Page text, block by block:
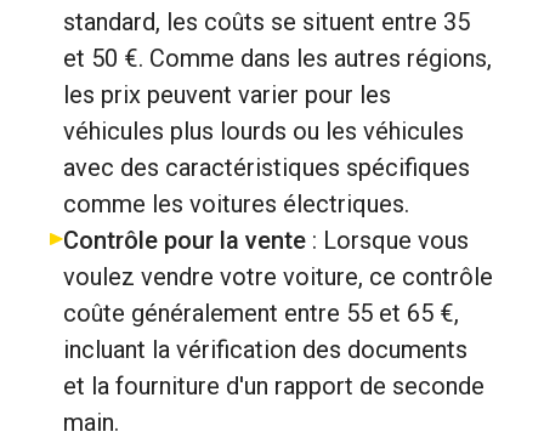
standard, les coûts se situent entre 35
et 50 €. Comme dans les autres régions,
les prix peuvent varier pour les
véhicules plus lourds ou les véhicules
avec des caractéristiques spécifiques
comme les voitures électriques.
Contrôle pour la vente : Lorsque vous
voulez vendre votre voiture, ce contrôle
coûte généralement entre 55 et 65 €,
incluant la vérification des documents
et la fourniture d'un rapport de seconde
main.